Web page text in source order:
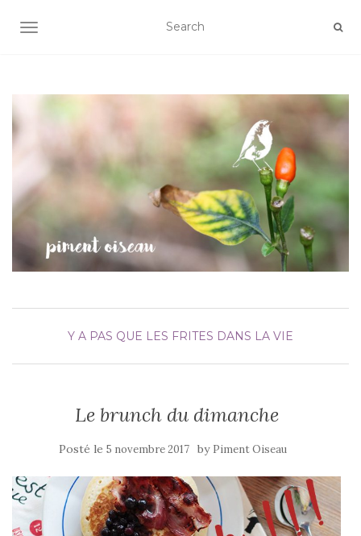
AFFICHER/MASQUER LA NAVIGATION
Y A PAS QUE LES FRITES DANS LA VIE
Le brunch du dimanche
Posté le 5 novembre 2017 by Piment Oiseau